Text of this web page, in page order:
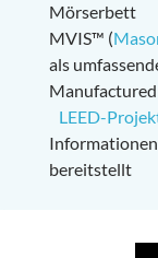
Mörserbett
MVIS™ (
als
LEED-
bereitstellt